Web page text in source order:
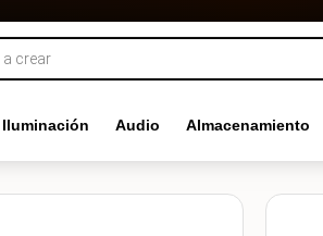
Iluminación Audio Almacenamiento